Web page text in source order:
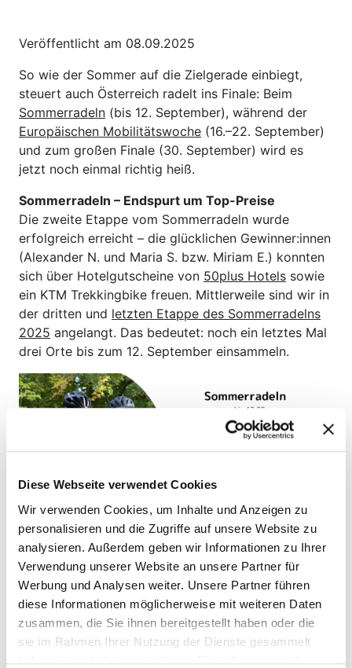
Diese Webseite verwendet Cookies
Wir verwenden Cookies, um Inhalte und Anzeigen zu
personalisieren und die Zugriffe auf unsere Website zu
analysieren. Außerdem geben wir Informationen zu Ihrer
Verwendung unserer Website an unsere Partner für
Werbung und Analysen weiter. Unsere Partner führen
diese Informationen möglicherweise mit weiteren Daten
zusammen, die Sie ihnen bereitgestellt haben oder die
sie im Rahmen Ihrer Nutzung der Dienste gesammelt
Veröffentlicht am 08.09.2025
So wie der Sommer auf die Zielgerade einbiegt,
steuert auch Österreich radelt ins Finale: Beim
Sommerradeln (bis 12. September), während der
Europäischen Mobilitätswoche (16.–22. September)
und zum großen Finale (30. September) wird es
jetzt noch einmal richtig heiß.
Sommerradeln – Endspurt um Top-Preise
Die zweite Etappe vom Sommerradeln wurde
erfolgreich erreicht – die glücklichen Gewinner:innen
(Alexander N. und Maria S. bzw. Miriam E.) konnten
sich über Hotelgutscheine von 50plus Hotels sowie
ein KTM Trekkingbike freuen. Mittlerweile sind wir in
der dritten und letzten Etappe des Sommerradelns
2025 angelangt. Das bedeutet: noch ein letztes Mal
drei Orte bis zum 12. September einsammeln.
Zum Abschluss gibt es es ein Trekkingbike, einKalkhoff
E-Bike (zur Verfügung gestellt von
2rad-shop Gerhard) und
Hotelgutscheine jeweils imVitalhotel Gosau
(OÖ) und
Dorfstube Holzgau (T) zu gewinnen.
Gemeinsam #MeterMachen